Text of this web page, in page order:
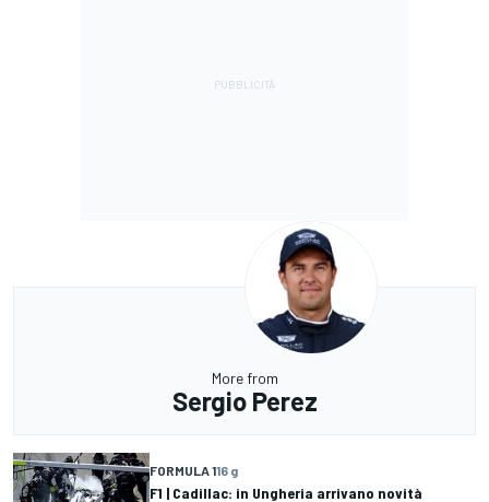
More from
Sergio Perez
FORMULA 116 g
F1 | Cadillac: in Ungheria arrivano novità